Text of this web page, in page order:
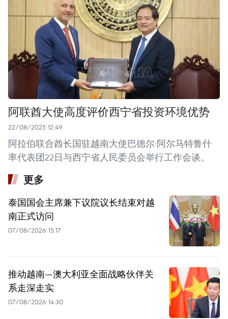
阿联酋大使高度评价西宁省投资环境优势
22/08/2025 12:49
阿拉伯联合酋长国驻越南大使巴德尔·阿尔马特鲁什
率代表团22日与西宁省人民委员会举行工作会谈。
更多
泰国国会主席兼下议院议长结束对越
南正式访问
07/08/2026 15:17
推动越南—澳大利亚全面战略伙伴关
系走深走实
07/08/2026 14:30